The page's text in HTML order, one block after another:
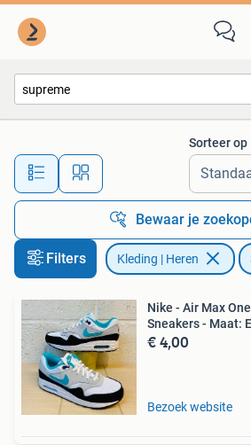
Alle afstanden…
Sorteer op
Bewaar je
Filters Kleding | Heren
Nike - Air Max
Sneakers - Maat:
€ 4,00
Bezoek website